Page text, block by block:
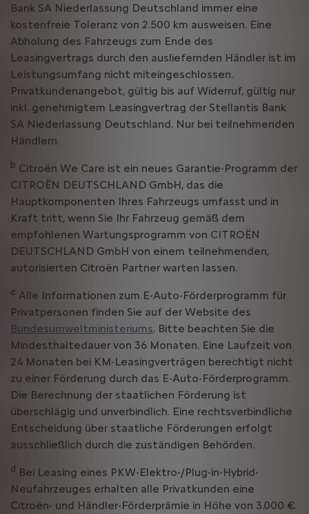
Bank SA Niederlassung Deutschland immer eine
kostenfreie Toleranz von 2.500 km ausweisen. Eine
Abholung des Fahrzeugs zum Ende des
Leasingvertrags durch den ausliefernden Händler ist im
Leistungsumfang nicht miteingeschlossen.
Privatkundenangebot, gültig bis auf Widerruf, gültig nur
inkl. genehmigtem Leasingvertrag der Stellantis Bank
SA Niederlassung Deutschland. Nur bei teilnehmenden
Händlern.
b Citroën We Care ist ein neues Garantie-Programm der
CITROËN DEUTSCHLAND GmbH, das die
Hauptkomponenten Ihres Fahrzeugs umfasst und in
Kraft tritt, wenn Sie Ihr Fahrzeug gemäß dem
empfohlenen Wartungsprogramm von CITROËN
DEUTSCHLAND GmbH von einem teilnehmenden,
autorisierten Citroën Partner warten lassen.
c Alle Informationen zum E-Auto-Förderprogramm für
Privatpersonen finden Sie auf der Website des
Bundesumweltministeriums. Bitte beachten Sie die
Mindesthaltedauer von 36 Monaten. Eine Laufzeit von
24 Monaten bei KM-Leasingverträgen berechtigt nicht
zu einer Förderung durch das E-Auto-Förderprogramm.
Die Berechnung der staatlichen Förderung ist
überschlägig und unverbindlich. Eine rechtsverbindliche
Entscheidung über staatliche Förderungen erfolgt
ausschließlich durch die zuständigen Behörden.
d Bei Leasing eines PKW-Elektro-/Plug-in-Hybrid-
Neufahrzeuges erhalten alle Privatkunden eine
Citroën- und Händler-Förderprämie in Höhe von 3.000 €.